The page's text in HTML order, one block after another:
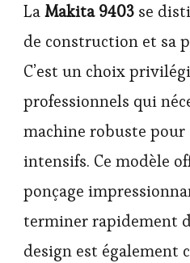
LaMakita 9403 se
de construction et sa
C’est un choix
professionnels qui
machine robuste pour
intensifs. Ce modèle
ponçage
terminer rapidement
design est également